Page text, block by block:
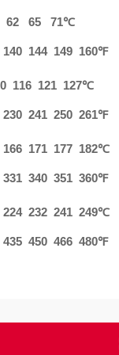
62 65 71℃
144 149 160℉
116 121 127℃
241 250 261℉
166 171 177 182℃
340 351 360℉
224 232 241 249℃
450 466 480℉